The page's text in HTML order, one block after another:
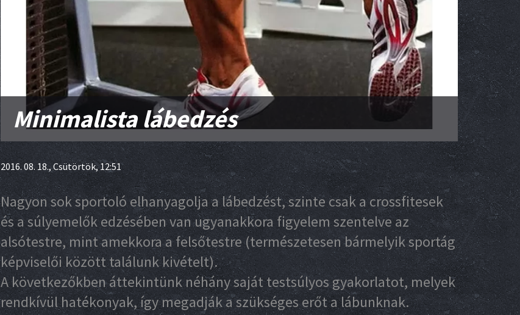
Minimalista lábedzés
2016. 08. 18., Csütörtök, 12:51
Nagyon sok sportoló elhanyagolja a lábedzést, szinte csak a crossfitesek
és a súlyemelők edzésében van ugyanakkora figyelem szentelve az
alsótestre, mint amekkora a felsőtestre (természetesen bármelyik sportág
képviselői között találunk kivételt).
A következőkben áttekintünk néhány saját testsúlyos gyakorlatot, melyek
rendkívül hatékonyak, így megadják a szükséges erőt a lábunknak.